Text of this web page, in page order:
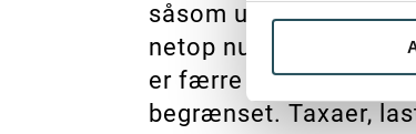
såsom udeservering,
netop nu. Og 2) at
er færre biler helt inde
begrænset. Taxaer,